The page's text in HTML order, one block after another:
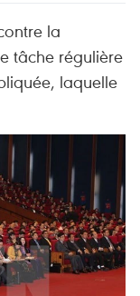
la
tâche régulière
laquelle